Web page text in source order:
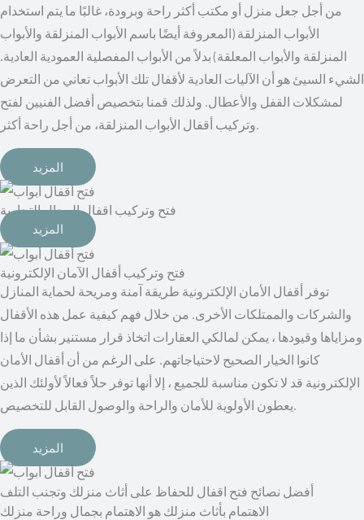
من أجل جعل منزل أو مكتب أكثر راحة وبرودة، غالبًا ما يتم استخدام
الأبواب المنزلقة (المعروفة أيضًا باسم الأبواب المنزلقة والأبواب
المنزلقة والأبواب المعلقة) بدلاً من الأبواب المفصلية العمودية العادية.
الشيء السيئ هو أن الآليات العادية لأقفال تلك الأبواب تعاني من التعرض
لمشكلات القفل والأعطال. ولذلك قمنا بتخصيص أفضل الفنيين لفتح
المزيد
فتح وتركيب اقفال المحال التجارية
المزيد
توفر أقفال الأمان الإلكترونية طريقة آمنة ومريحة لحماية المنازل
والشركات والممتلكات الأخرى. من خلال فهم كيفية عمل هذه الأقفال
ومزاياها وقيودها ، يمكن لمالكي العقارات اتخاذ قرار مستنير بشأن ما إذا
كانوا الخيار الصحيح لاحتياجاتهم. على الرغم من أن أقفال الأمان
الإلكترونية قد لا تكون مناسبة للجميع ، إلا أنها توفر حلاً فعالاً لأولئك الذين
المزيد
أفضل نصائح فتح اقفال للحفاظ على أثاث منزلك وتجنب التلف
الاهتمام بأثاث منزلك هو الاهتمام بجمال وراحة منزلك